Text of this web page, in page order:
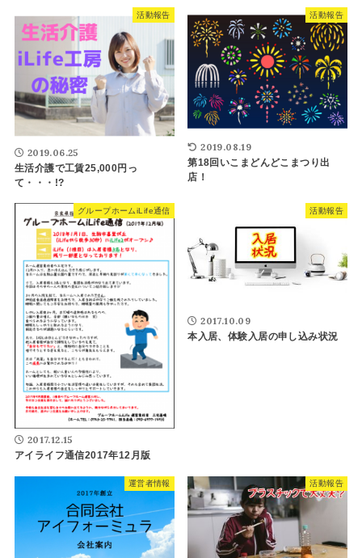
活動報告
2019.06.25
生活介護で工賃25,000円っ
て・・・!?
活動報告
2019.08.19
第18回いこまどんどこまつり出
店！
グループホームiLife通信
2017.12.15
アイライフ通信2017年12月版
活動報告
2017.10.09
本入居、体験入居の申し込み状況
運営者情報 活動報告